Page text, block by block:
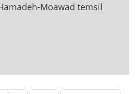
Moawad temsil